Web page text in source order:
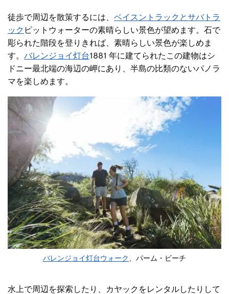
徒歩で周辺を散策するには、 ベイスントラックとサバトラ
ック ピットウォーターの素晴らしい景色が望めます。石で
彫られた階段を登りきれば、素晴らしい景色が楽しめま
す。 バレンジョイ灯台1881 年に建てられたこの建物はシ
ドニー最北端の海辺の岬にあり、半島の比類のないパノラ
マを楽しめます。
バレンジョイ灯台ウォーク 、パーム・ビーチ
水上で周辺を探索したり、カヤックをレンタルしたりして